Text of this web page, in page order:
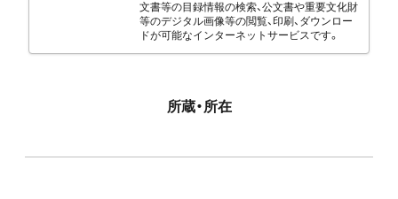
文書等の目録情報の検索、公文書や重要文化財
等のデジタル画像等の閲覧、印刷、ダウンロー
ドが可能なインターネットサービスです。
所蔵・所在